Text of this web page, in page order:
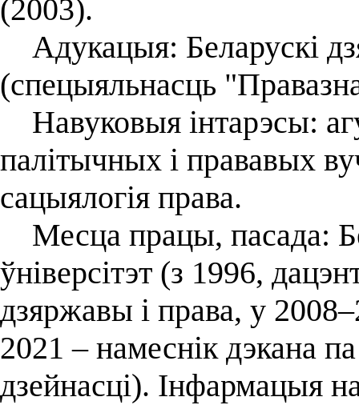
(2003).
Адукацыя: Беларускі
(спецыяльнасць
Навуковыя інтарэсы:
палітычных і прававых
сацыялогія права.
Месца працы, пасада:
ўніверсітэт (з 1996,
дзяржавы і права, у
2021 – намеснік дэкана
дзейнасці). Інфармацыя